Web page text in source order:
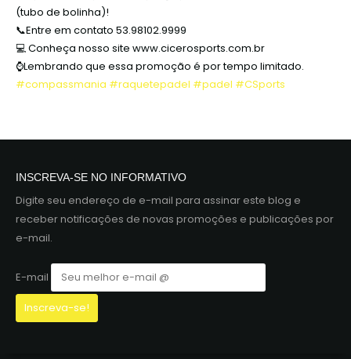
(tubo de bolinha)!
📞Entre em contato 53.98102.9999
💻 Conheça nosso site www.cicerosports.com.br
⌚Lembrando que essa promoção é por tempo limitado.
#compassmania #raquetepadel #padel #CSports
INSCREVA-SE NO INFORMATIVO
Digite seu endereço de e-mail para assinar este blog e
receber notificações de novas promoções e publicações por
e-mail.
E-mail